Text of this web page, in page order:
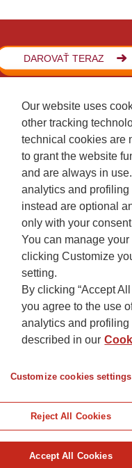
DAROVAŤ TERAZ
pobočka poisťovne z
Lamačská cesta 3/A
841 04 Bratislava
Our website uses
other tracking
technical cookies are
to grant the website
and are always in
analytics and profiling
instead are optional
only with your
You can manage
clicking Customize
setting.
By clicking “Accept
you agree to the use
analytics and
described in our
Customize cookies settings
Reject All Cookies
Accept All Cookies